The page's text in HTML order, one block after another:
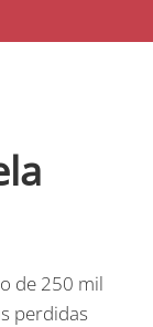
de 250 mil
perdidas